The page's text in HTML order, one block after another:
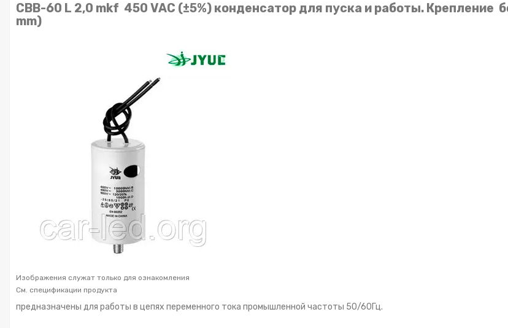
CBB-60 L 2,0 mkf 450 VAC (±5%) конденсатор для пуска и работы. Крепление
mm)
Изображения служат только для ознакомления
См. спецификации продукта
предназначены для работы в цепях переменного тока промышленной частоты 50/60Гц.